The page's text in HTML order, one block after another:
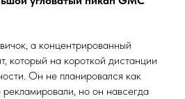
а концентрированный
который на короткой дистанции
Он не планировался как
но он навсегда